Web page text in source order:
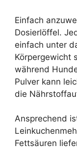
Einfach
Dosierlöffel.
einfach unter
Körpergewicht
während
Pulver kann
die
Ansprechend
Fettsäuren